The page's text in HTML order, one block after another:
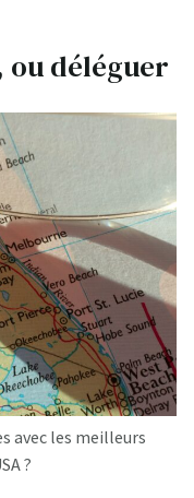
déléguer
avec les meilleurs
?